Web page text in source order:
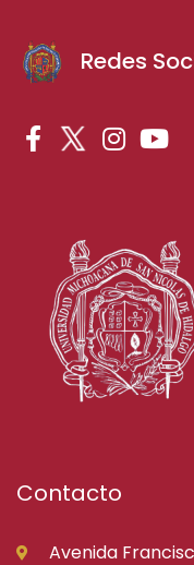
Redes
Contacto
Avenida